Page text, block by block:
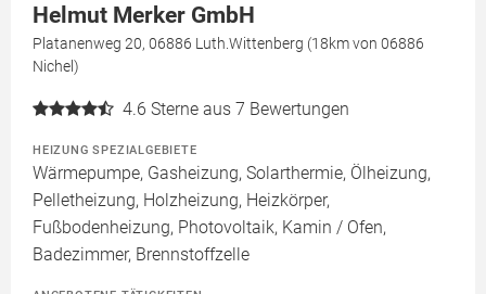
Helmut Merker GmbH
Platanenweg 20, 06886 Luth.Wittenberg (18km von 06886
Nichel)
4.6 Sterne aus 7 Bewertungen
HEIZUNG SPEZIALGEBIETE
Wärmepumpe, Gasheizung, Solarthermie, Ölheizung,
Pelletheizung, Holzheizung, Heizkörper,
Fußbodenheizung, Photovoltaik, Kamin / Ofen,
Badezimmer, Brennstoffzelle